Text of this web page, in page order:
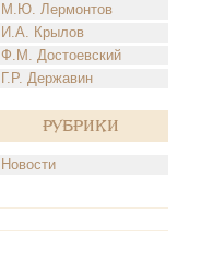
М.Ю. Лермонтов
И.А. Крылов
Ф.М. Достоевский
Г.Р. Державин
Рубрики
Новости